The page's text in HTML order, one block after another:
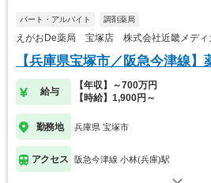
パート・アルバイト 調剤薬局
えがおDe薬局 宝塚店 株式会社近畿メディ
【兵庫県宝塚市／阪急今津線】
給与
【年収】～700万円
【時給】1,900円～
勤務地 兵庫県 宝塚市
アクセス 阪急今津線 小林(兵庫)駅